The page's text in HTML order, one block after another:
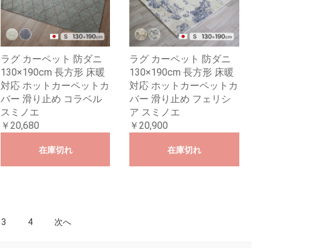
ラグ カーペット 防ダニ
130×190cm 長方形 床暖
対応 ホットカーペットカ
バー 滑り止め コラベル
スミノエ
￥20,680
在庫切れ
ラグ カーペット 防ダニ
130×190cm 長方形 床暖
対応 ホットカーペットカ
バー 滑り止め フェリシ
ア スミノエ
￥20,900
在庫切れ
3 4 次へ